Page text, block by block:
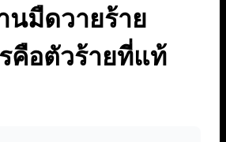
นมืดวายร้าย
คือตัวร้ายที่แท้